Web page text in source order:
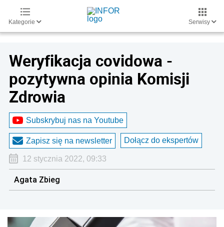
Kategorie Serwisy
Weryfikacja covidowa -
pozytywna opinia Komisji
Zdrowia
Subskrybuj nas na Youtube
Zapisz się na newsletter Dołącz do ekspertów
12 stycznia 2022, 09:33
Agata Zbieg